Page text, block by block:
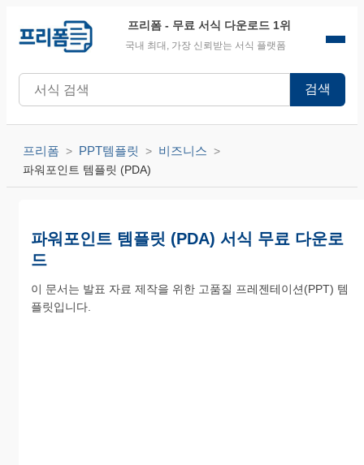
프리폼 - 무료 서식 다운로드 1위
국내 최대, 가장 신뢰받는 서식 플랫폼
검색
프리폼 PPT템플릿 비즈니스
파워포인트 템플릿 (PDA)
파워포인트 템플릿 (PDA) 서식 무료 다운로
드
이 문서는 발표 자료 제작을 위한 고품질 프레젠테이션(PPT) 템
플릿입니다.